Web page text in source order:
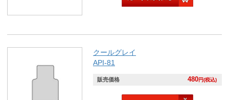
クールグレイ
API-81
販売価格 480円(税込)